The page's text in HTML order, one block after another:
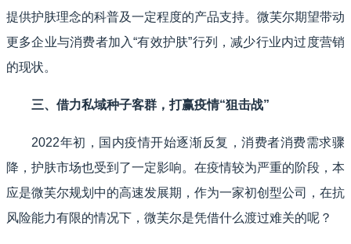
提供护肤理念的科普及一定程度的产品支持。微芙尔期望带动
更多企业与消费者加入“有效护肤”行列，减少行业内过度营销
的现状。
三、借力私域种子客群，打赢疫情“狙击战”
2022年初，国内疫情开始逐渐反复，消费者消费需求骤
降，护肤市场也受到了一定影响。在疫情较为严重的阶段，本
应是微芙尔规划中的高速发展期，作为一家初创型公司，在抗
风险能力有限的情况下，微芙尔是凭借什么渡过难关的呢？